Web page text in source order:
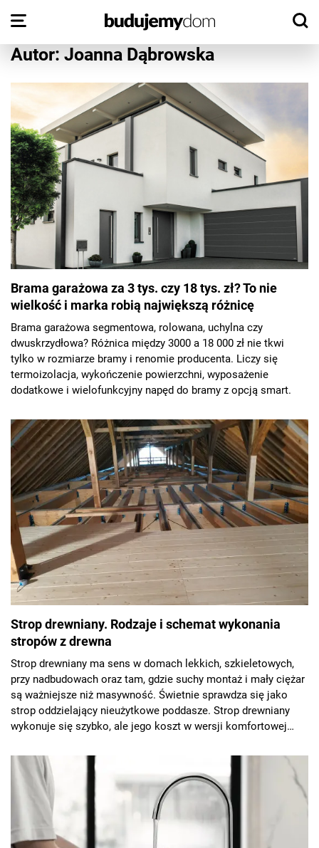
Autor: Joanna Dąbrowska
Brama garażowa za 3 tys. czy 18 tys. zł? To nie
wielkość i marka robią największą różnicę
Brama garażowa segmentowa, rolowana, uchylna czy
dwuskrzydłowa? Różnica między 3000 a 18 000 zł nie tkwi
tylko w rozmiarze bramy i renomie producenta. Liczy się
termoizolacja, wykończenie powierzchni, wyposażenie
dodatkowe i wielofunkcyjny napęd do bramy z opcją smart.
Strop drewniany. Rodzaje i schemat wykonania
stropów z drewna
Strop drewniany ma sens w domach lekkich, szkieletowych,
przy nadbudowach oraz tam, gdzie suchy montaż i mały ciężar
są ważniejsze niż masywność. Świetnie sprawdza się jako
strop oddzielający nieużytkowe poddasze. Strop drewniany
wykonuje się szybko, ale jego koszt w wersji komfortowej
samą konstrukcję, lecz kompletny pakiet - belki, poszycie,
izolację, sufit, warstwy podłogi, zabezpieczenia i robociznę.